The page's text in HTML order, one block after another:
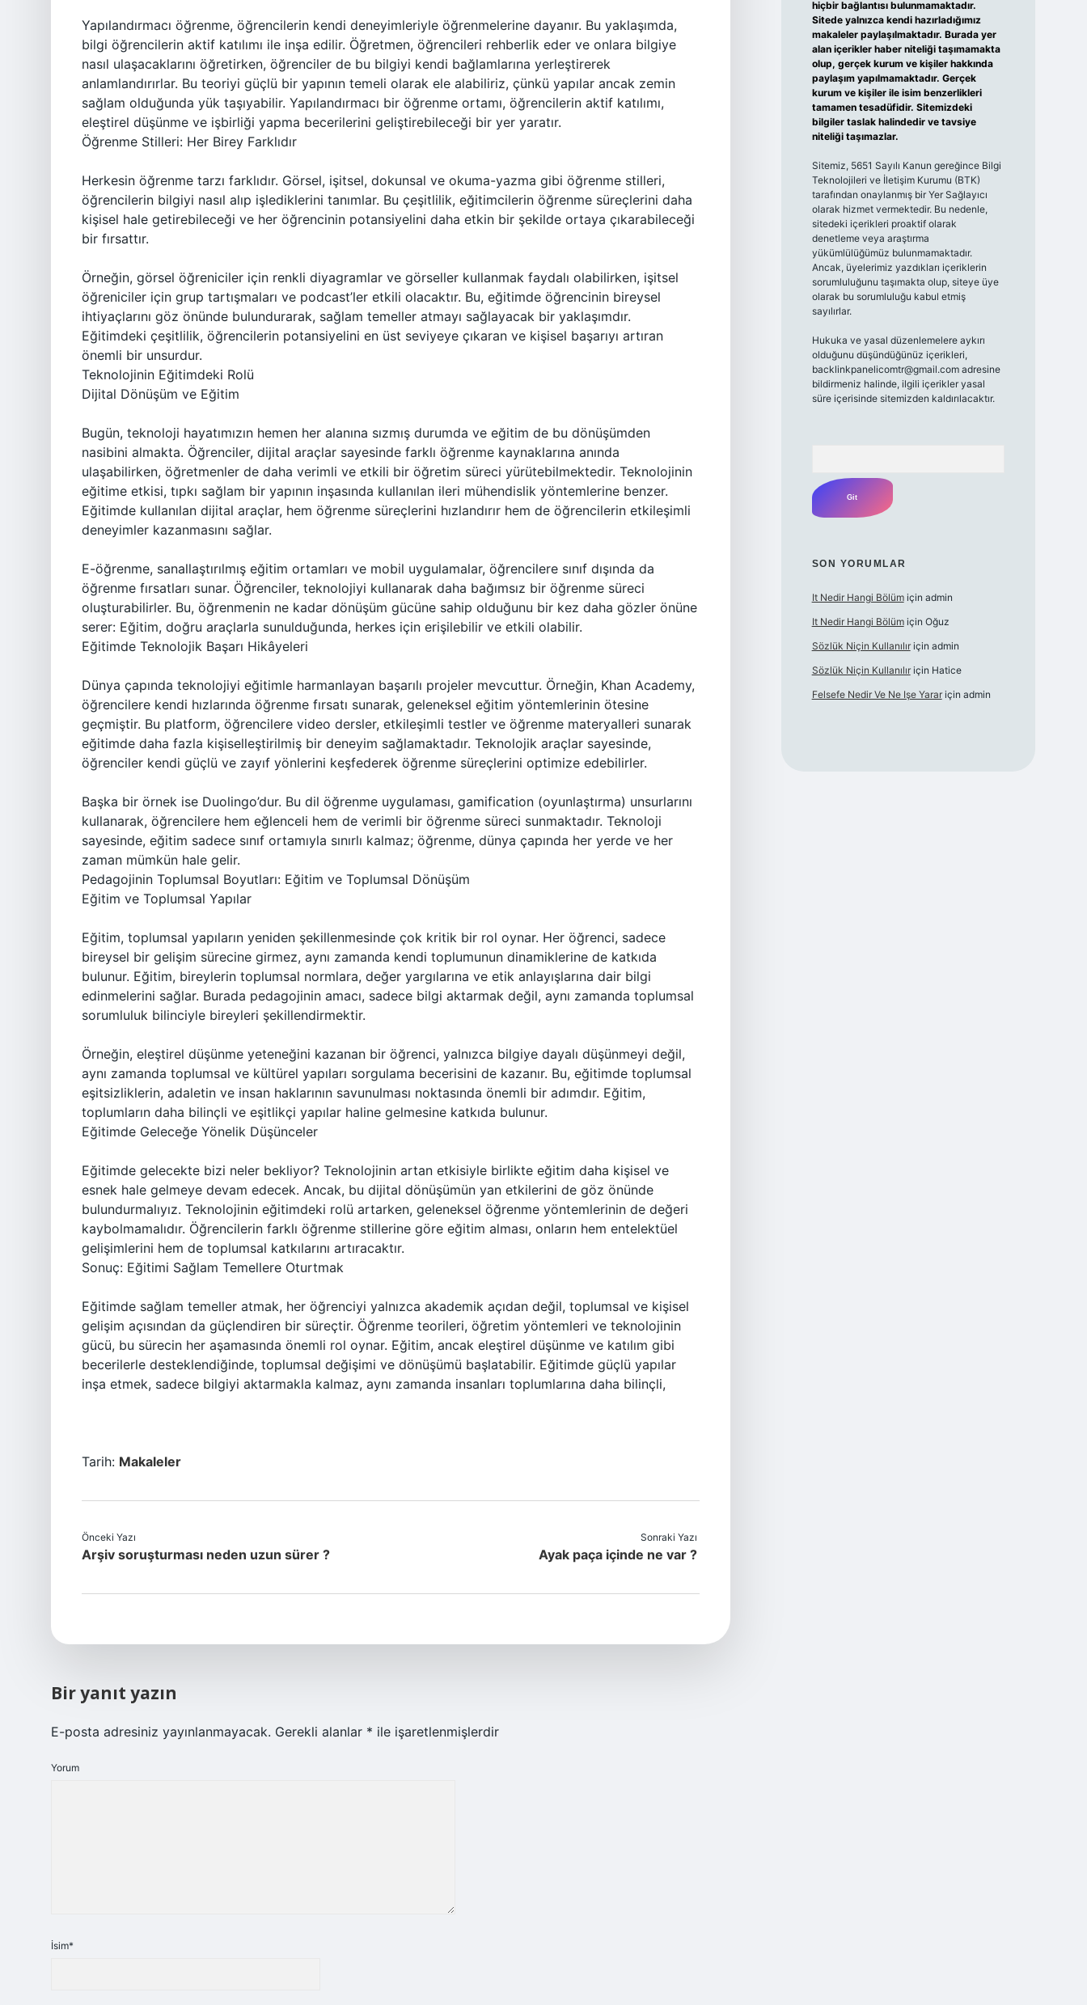
Yapılandırmacı öğrenme, öğrencilerin kendi deneyimleriyle öğrenmelerine dayanır. Bu yaklaşımda,
bilgi öğrencilerin aktif katılımı ile inşa edilir. Öğretmen, öğrencileri rehberlik eder ve onlara bilgiye
nasıl ulaşacaklarını öğretirken, öğrenciler de bu bilgiyi kendi bağlamlarına yerleştirerek
anlamlandırırlar. Bu teoriyi güçlü bir yapının temeli olarak ele alabiliriz, çünkü yapılar ancak zemin
sağlam olduğunda yük taşıyabilir. Yapılandırmacı bir öğrenme ortamı, öğrencilerin aktif katılımı,
eleştirel düşünme ve işbirliği yapma becerilerini geliştirebileceği bir yer yaratır.
Öğrenme Stilleri: Her Birey Farklıdır
Herkesin öğrenme tarzı farklıdır. Görsel, işitsel, dokunsal ve okuma-yazma gibi öğrenme stilleri,
öğrencilerin bilgiyi nasıl alıp işlediklerini tanımlar. Bu çeşitlilik, eğitimcilerin öğrenme süreçlerini daha
kişisel hale getirebileceği ve her öğrencinin potansiyelini daha etkin bir şekilde ortaya çıkarabileceği
bir fırsattır.
Örneğin, görsel öğreniciler için renkli diyagramlar ve görseller kullanmak faydalı olabilirken, işitsel
öğreniciler için grup tartışmaları ve podcast’ler etkili olacaktır. Bu, eğitimde öğrencinin bireysel
ihtiyaçlarını göz önünde bulundurarak, sağlam temeller atmayı sağlayacak bir yaklaşımdır.
Eğitimdeki çeşitlilik, öğrencilerin potansiyelini en üst seviyeye çıkaran ve kişisel başarıyı artıran
önemli bir unsurdur.
Teknolojinin Eğitimdeki Rolü
Dijital Dönüşüm ve Eğitim
Bugün, teknoloji hayatımızın hemen her alanına sızmış durumda ve eğitim de bu dönüşümden
nasibini almakta. Öğrenciler, dijital araçlar sayesinde farklı öğrenme kaynaklarına anında
ulaşabilirken, öğretmenler de daha verimli ve etkili bir öğretim süreci yürütebilmektedir. Teknolojinin
eğitime etkisi, tıpkı sağlam bir yapının inşasında kullanılan ileri mühendislik yöntemlerine benzer.
Eğitimde kullanılan dijital araçlar, hem öğrenme süreçlerini hızlandırır hem de öğrencilerin etkileşimli
deneyimler kazanmasını sağlar.
E-öğrenme, sanallaştırılmış eğitim ortamları ve mobil uygulamalar, öğrencilere sınıf dışında da
öğrenme fırsatları sunar. Öğrenciler, teknolojiyi kullanarak daha bağımsız bir öğrenme süreci
oluşturabilirler. Bu, öğrenmenin ne kadar dönüşüm gücüne sahip olduğunu bir kez daha gözler önüne
serer: Eğitim, doğru araçlarla sunulduğunda, herkes için erişilebilir ve etkili olabilir.
Eğitimde Teknolojik Başarı Hikâyeleri
Dünya çapında teknolojiyi eğitimle harmanlayan başarılı projeler mevcuttur. Örneğin, Khan Academy,
öğrencilere kendi hızlarında öğrenme fırsatı sunarak, geleneksel eğitim yöntemlerinin ötesine
geçmiştir. Bu platform, öğrencilere video dersler, etkileşimli testler ve öğrenme materyalleri sunarak
eğitimde daha fazla kişiselleştirilmiş bir deneyim sağlamaktadır. Teknolojik araçlar sayesinde,
öğrenciler kendi güçlü ve zayıf yönlerini keşfederek öğrenme süreçlerini optimize edebilirler.
Başka bir örnek ise Duolingo’dur. Bu dil öğrenme uygulaması, gamification (oyunlaştırma) unsurlarını
kullanarak, öğrencilere hem eğlenceli hem de verimli bir öğrenme süreci sunmaktadır. Teknoloji
sayesinde, eğitim sadece sınıf ortamıyla sınırlı kalmaz; öğrenme, dünya çapında her yerde ve her
zaman mümkün hale gelir.
Pedagojinin Toplumsal Boyutları: Eğitim ve Toplumsal Dönüşüm
Eğitim ve Toplumsal Yapılar
Eğitim, toplumsal yapıların yeniden şekillenmesinde çok kritik bir rol oynar. Her öğrenci, sadece
bireysel bir gelişim sürecine girmez, aynı zamanda kendi toplumunun dinamiklerine de katkıda
bulunur. Eğitim, bireylerin toplumsal normlara, değer yargılarına ve etik anlayışlarına dair bilgi
edinmelerini sağlar. Burada pedagojinin amacı, sadece bilgi aktarmak değil, aynı zamanda toplumsal
sorumluluk bilinciyle bireyleri şekillendirmektir.
Örneğin, eleştirel düşünme yeteneğini kazanan bir öğrenci, yalnızca bilgiye dayalı düşünmeyi değil,
aynı zamanda toplumsal ve kültürel yapıları sorgulama becerisini de kazanır. Bu, eğitimde toplumsal
eşitsizliklerin, adaletin ve insan haklarının savunulması noktasında önemli bir adımdır. Eğitim,
toplumların daha bilinçli ve eşitlikçi yapılar haline gelmesine katkıda bulunur.
Eğitimde Geleceğe Yönelik Düşünceler
Eğitimde gelecekte bizi neler bekliyor? Teknolojinin artan etkisiyle birlikte eğitim daha kişisel ve
esnek hale gelmeye devam edecek. Ancak, bu dijital dönüşümün yan etkilerini de göz önünde
bulundurmalıyız. Teknolojinin eğitimdeki rolü artarken, geleneksel öğrenme yöntemlerinin de değeri
kaybolmamalıdır. Öğrencilerin farklı öğrenme stillerine göre eğitim alması, onların hem entelektüel
gelişimlerini hem de toplumsal katkılarını artıracaktır.
Sonuç: Eğitimi Sağlam Temellere Oturtmak
Eğitimde sağlam temeller atmak, her öğrenciyi yalnızca akademik açıdan değil, toplumsal ve kişisel
gelişim açısından da güçlendiren bir süreçtir. Öğrenme teorileri, öğretim yöntemleri ve teknolojinin
gücü, bu sürecin her aşamasında önemli rol oynar. Eğitim, ancak eleştirel düşünme ve katılım gibi
becerilerle desteklendiğinde, toplumsal değişimi ve dönüşümü başlatabilir. Eğitimde güçlü yapılar
inşa etmek, sadece bilgiyi aktarmakla kalmaz, aynı zamanda insanları toplumlarına daha bilinçli,
Tarih: Makaleler
Önceki Yazı
Arşiv soruşturması neden uzun sürer ?
Sonraki Yazı
Ayak paça içinde ne var ?
Bir yanıt yazın
E-posta adresiniz yayınlanmayacak. Gerekli alanlar * ile işaretlenmişlerdir
Yorum
İsim*
hiçbir bağlantısı bulunmamaktadır.
Sitede yalnızca kendi hazırladığımız
makaleler paylaşılmaktadır. Burada yer
alan içerikler haber niteliği taşımamakta
olup, gerçek kurum ve kişiler hakkında
paylaşım yapılmamaktadır. Gerçek
kurum ve kişiler ile isim benzerlikleri
tamamen tesadüfidir. Sitemizdeki
bilgiler taslak halindedir ve tavsiye
niteliği taşımazlar.
Sitemiz, 5651 Sayılı Kanun gereğince Bilgi
Teknolojileri ve İletişim Kurumu (BTK)
tarafından onaylanmış bir Yer Sağlayıcı
olarak hizmet vermektedir. Bu nedenle,
sitedeki içerikleri proaktif olarak
denetleme veya araştırma
yükümlülüğümüz bulunmamaktadır.
Ancak, üyelerimiz yazdıkları içeriklerin
sorumluluğunu taşımakta olup, siteye üye
olarak bu sorumluluğu kabul etmiş
sayılırlar.
Hukuka ve yasal düzenlemelere aykırı
olduğunu düşündüğünüz içerikleri,
backlinkpanelicomtr@gmail.comadresine
bildirmeniz halinde, ilgili içerikler yasal
süre içerisinde sitemizden kaldırılacaktır.
SON YORUMLAR
It Nedir Hangi Bölümiçin admin
It Nedir Hangi Bölümiçin Oğuz
Sözlük Niçin Kullanılıriçin admin
Sözlük Niçin Kullanılıriçin Hatice
Felsefe Nedir Ve Ne Işe Yarariçin admin